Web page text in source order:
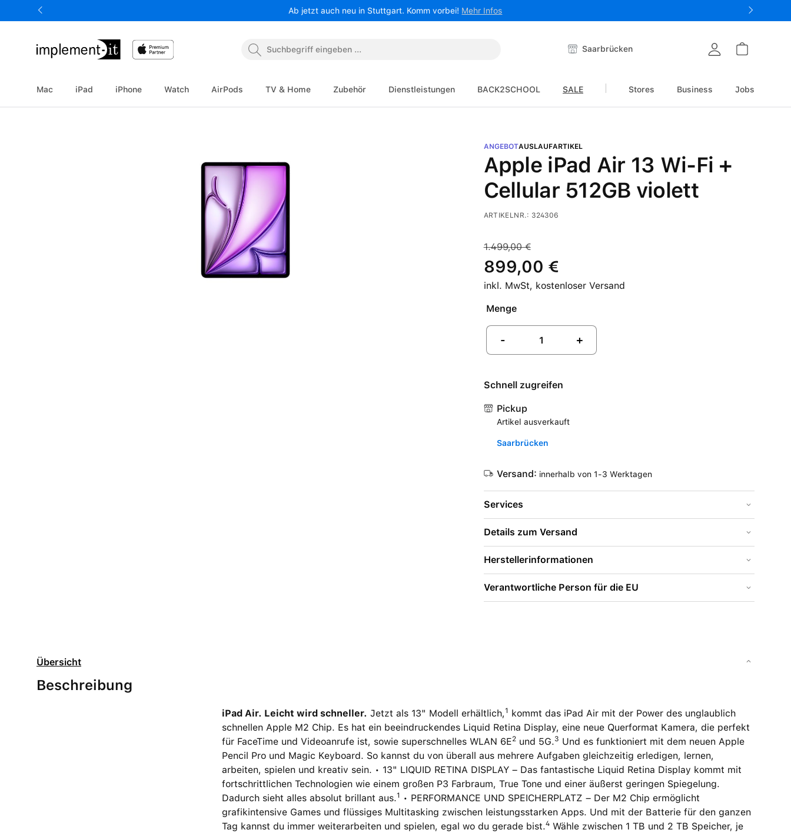
Ab jetzt auch neu in Stuttgart. Komm vorbei! Mehr Infos
Saarbrücken
Mac iPad iPhone Watch AirPods TV & Home Zubehör Dienstleistungen BACK2SCHOOL SALE Stores Business Jobs
ANGEBOTAUSLAUFARTIKEL
Apple iPad Air 13 Wi-Fi +
Cellular 512GB violett
ARTIKELNR.: 324306
1.499,00 €
899,00 €
inkl. MwSt, kostenloser Versand
Menge
- +
Schnell zugreifen
Pickup
Artikel ausverkauft
Saarbrücken
Versand: innerhalb von 1-3 Werktagen
Services
Details zum Versand
Herstellerinformationen
Verantwortliche Person für die EU
Übersicht
Beschreibung
iPad Air. Leicht wird schneller. Jetzt als 13" Modell erhältlich,1 kommt das iPad Air mit der Power des unglaublich
schnellen Apple M2 Chip. Es hat ein beeindruckendes Liquid Retina Display, eine neue Querformat Kamera, die perfekt
für FaceTime und Videoanrufe ist, sowie superschnelles WLAN 6E2 und 5G.3 Und es funktioniert mit dem neuen Apple
Pencil Pro und Magic Keyboard. So kannst du von überall aus mehrere Aufgaben gleichzeitig erledigen, lernen,
arbeiten, spielen und kreativ sein. • 13" LIQUID RETINA DISPLAY – Das fantastische Liquid Retina Display kommt mit
fortschrittlichen Technologien wie einem großen P3 Farbraum, True Tone und einer äußerst geringen Spiegelung.
Dadurch sieht alles absolut brillant aus.1
• PERFORMANCE UND SPEICHERPLATZ – Der M2 Chip ermöglicht
grafikintensive Games und flüssiges Multitasking zwischen leistungsstarken Apps. Und mit der Batterie für den ganzen
Tag kannst du immer weiterarbeiten und spielen, egal wo du gerade bist.4 Wähle zwischen 1 TB und 2 TB Speicher, je